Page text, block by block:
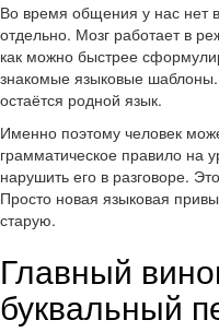
Во время общения у нас нет
отдельно. Мозг работает в
как можно быстрее
знакомые языковые
остаётся родной язык.
Именно поэтому человек
грамматическое правило на
нарушить его в разговоре.
Просто новая языковая
старую.
Главный
буквальный